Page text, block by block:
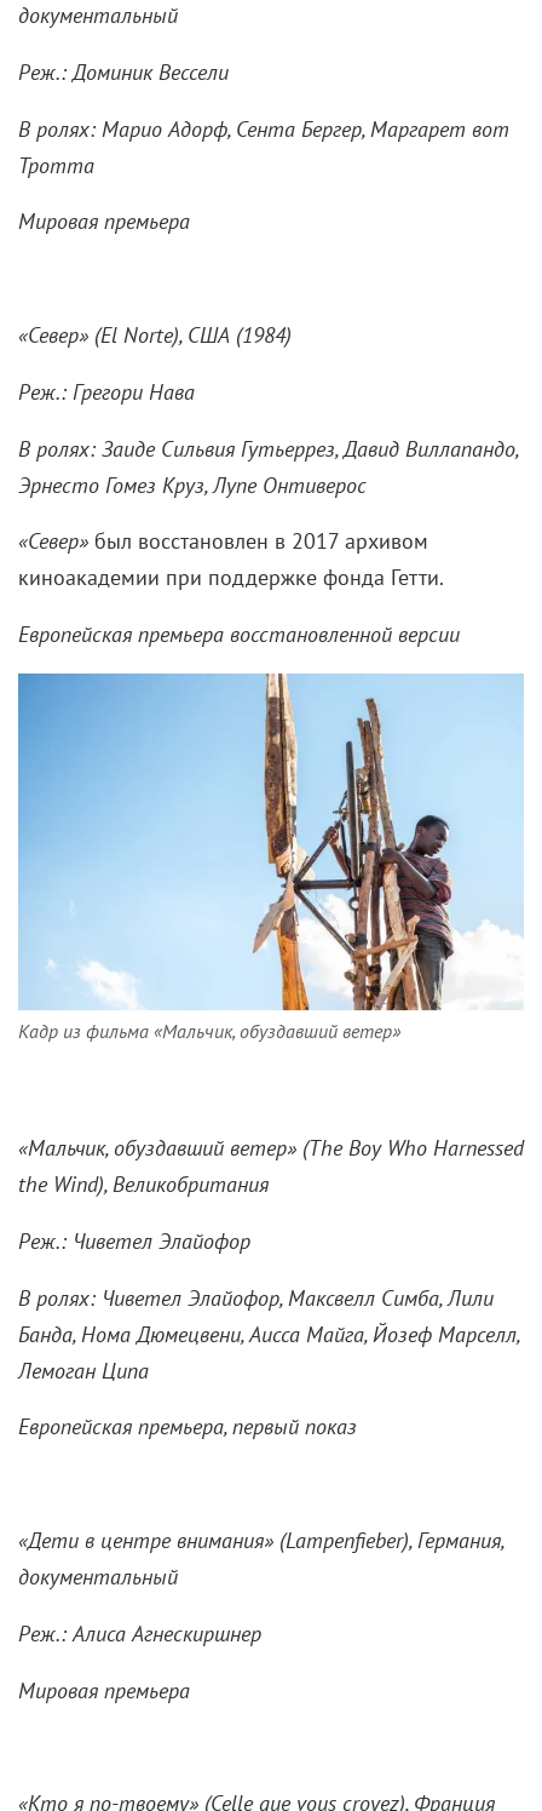
документальный
Реж.: Доминик Вессели
В ролях: Марио Адорф, Сента Бергер, Маргарет вот
Тротта
Мировая премьера
«Север» (El Norte), США (1984)
Реж.: Грегори Нава
В ролях: Заиде Сильвия Гутьеррез, Давид Виллапандо,
Эрнесто Гомез Круз, Лупе Онтиверос
«Север» был восстановлен в 2017 архивом
киноакадемии при поддержке фонда Гетти.
Европейская премьера восстановленной версии
Кадр из фильма «Мальчик, обуздавший ветер»
«Мальчик, обуздавший ветер» (TheBoy Who Harnessed
the Wind), Великобритания
Реж.: Чиветел Элайофор
В ролях: Чиветел Элайофор, Максвелл Симба, Лили
Банда, Нома Дюмецвени, Аисса Майга, Йозеф Марселл,
Лемоган Ципа
Европейская премьера, первый показ
«Дети в центре внимания» (Lampenfieber), Германия,
документальный
Реж.: Алиса Агнескиршнер
Мировая премьера
«Кто я по-твоему» (Celleque vous croyez), Франция